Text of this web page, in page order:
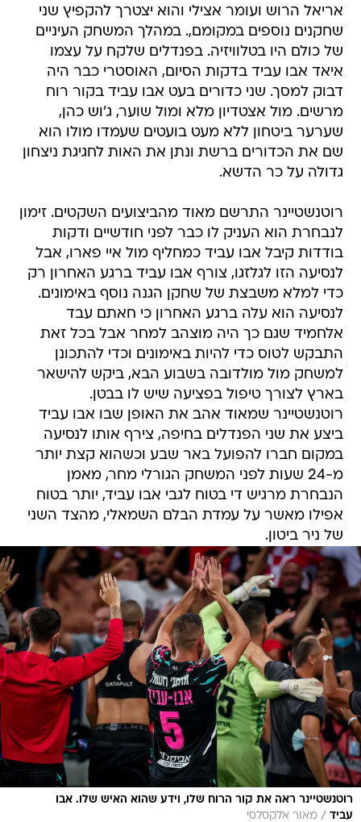
אריאל הרוש ועומר אצילי והוא יצטרך להקפיץ שני
שחקנים נוספים במקומם,. במהלך המשחק העיניים
של כולם היו בטלוויזיה. בפנדלים שלקח על עצמו
איאד אבו עביד בדקות הסיום, האוסטרי כבר היה
דבוק למסך. שני כדורים בעט אבו עביד בקור רוח
מרשים. מול אצטדיון מלא ומול שוער, ג'וש כהן,
שערער ביטחון ללא מעט בועטים שעמדו מולו הוא
שם את הכדורים ברשת ונתן את האות לחגיגת ניצחון
גדולה על כר הדשא.
רוטנשטיינר התרשם מאוד מהביצועים השקטים. זימון
לנבחרת הוא העניק לו כבר לפני חודשיים ודקות
בודדות קיבל אבו עביד כמחליף מול איי פארו, אבל
לנסיעה הזו לגלזגו, צורף אבו עביד ברגע האחרון רק
כדי למלא משבצת של שחקן הגנה נוסף באימונים.
לנסיעה הוא עלה ברגע האחרון כי חאתם עבד
אלחמיד שגם כך היה מוצהב למחר אבל בכל זאת
התבקש לטוס כדי להיות באימונים וכדי להתכונן
למשחק מול מולדובה בשבוע הבא, ביקש להישאר
בארץ לצורך טיפול בפציעה שיש לו בבטן.
רוטנשטיינר שמאוד אהב את האופן שבו אבו עביד
ביצע את שני הפנדלים בחיפה, צירף אותו לנסיעה
במקום חברו להפועל באר שבע וכשהוא קצת יותר
מ-24 שעות לפני המשחק הגורלי מחר, מאמן
הנבחרת מרגיש די בטוח לגבי אבו עביד, יותר בטוח
אפילו מאשר על עמדת הבלם השמאלי, מהצד השני
של ניר ביטון.
רוטנשטיינר ראה את קור הרוח שלו, וידע שהוא האיש שלו. אבו
עביד / מאור אלקסלסי